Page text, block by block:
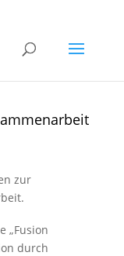
zur
„Fusion
durch